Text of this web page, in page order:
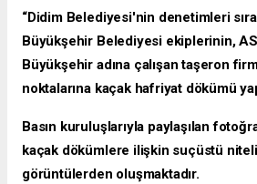
“Didim Belediyesi'nin denetimleri
Büyükşehir Belediyesi ekiplerinin,
Büyükşehir adına çalışan taşeron
noktalarına kaçak hafriyat dökümü
Basın kuruluşlarıyla paylaşılan
kaçak dökümlere ilişkin suçüstü
görüntülerden oluşmaktadır.